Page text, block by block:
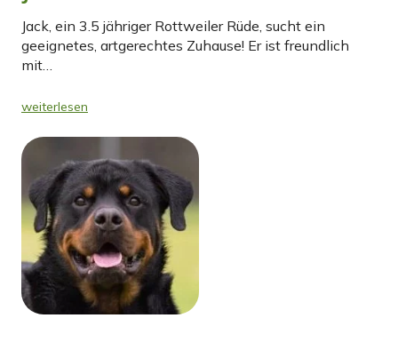
Jack, ein 3.5 jähriger Rottweiler Rüde, sucht ein
geeignetes, artgerechtes Zuhause! Er ist freundlich
mit…
weiterlesen